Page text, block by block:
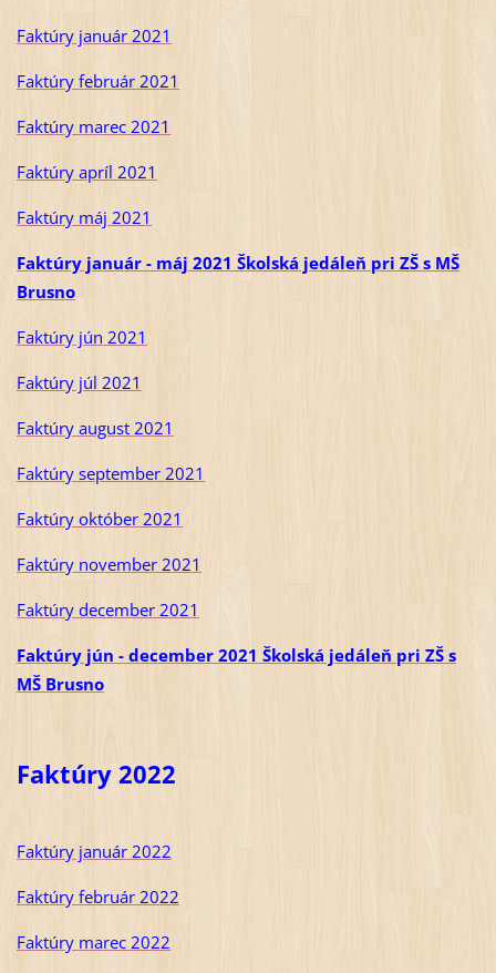
Faktúry január 2021
Faktúry február 2021
Faktúry marec 2021
Faktúry apríl 2021
Faktúry máj 2021
Faktúry január - máj 2021 Školská jedáleň pri ZŠ s MŠ
Brusno
Faktúry jún 2021
Faktúry júl 2021
Faktúry august 2021
Faktúry september 2021
Faktúry október 2021
Faktúry november 2021
Faktúry december 2021
Faktúry jún - december 2021 Školská jedáleň pri ZŠ s
MŠ Brusno
Faktúry 2022
Faktúry január 2022
Faktúry február 2022
Faktúry marec 2022